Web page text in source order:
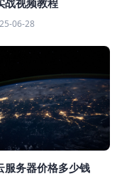
战视频教程
06-28
服务器价格多少钱